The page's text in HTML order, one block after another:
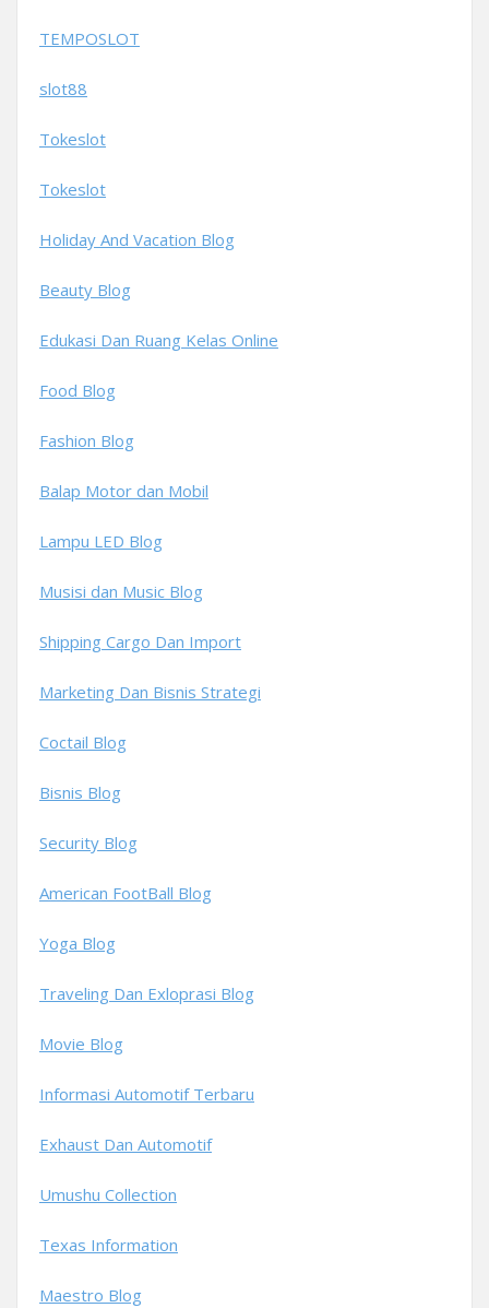
TEMPOSLOT
slot88
Tokeslot
Tokeslot
Holiday And Vacation Blog
Beauty Blog
Edukasi Dan Ruang Kelas Online
Food Blog
Fashion Blog
Balap Motor dan Mobil
Lampu LED Blog
Musisi dan Music Blog
Shipping Cargo Dan Import
Marketing Dan Bisnis Strategi
Coctail Blog
Bisnis Blog
Security Blog
American FootBall Blog
Yoga Blog
Traveling Dan Exloprasi Blog
Movie Blog
Informasi Automotif Terbaru
Exhaust Dan Automotif
Umushu Collection
Texas Information
Maestro Blog